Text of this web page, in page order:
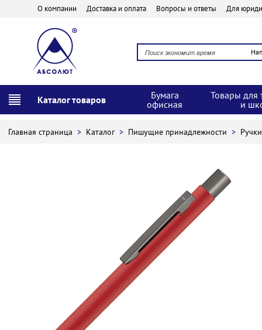
О компании Доставка и оплата Вопросы и ответы Для
Каталог товаров
Бумага
офисная
Товары для
и
Главная страница > Каталог > Пишущие принадлежности >